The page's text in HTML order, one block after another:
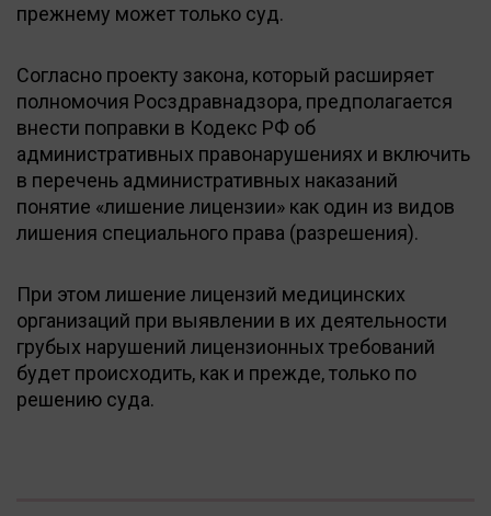
прежнему может только суд.
Согласно проекту закона, который расширяет
полномочия Росздравнадзора, предполагается
внести поправки в Кодекс РФ об
административных правонарушениях и включить
в перечень административных наказаний
понятие «лишение лицензии» как один из видов
лишения специального права (разрешения).
При этом лишение лицензий медицинских
организаций при выявлении в их деятельности
грубых нарушений лицензионных требований
будет происходить, как и прежде, только по
решению суда.